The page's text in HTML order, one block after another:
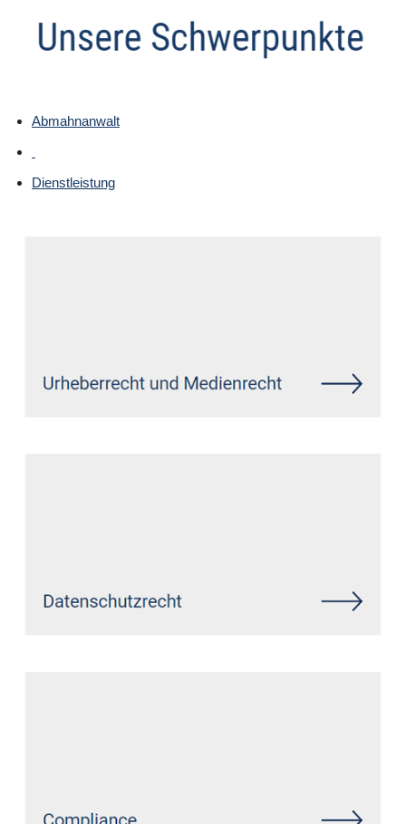
Abmahnanwalt
Dienstleistung